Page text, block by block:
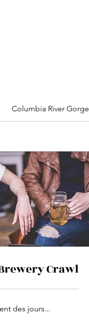
Columbia River Gorge
Crawl
des jours...